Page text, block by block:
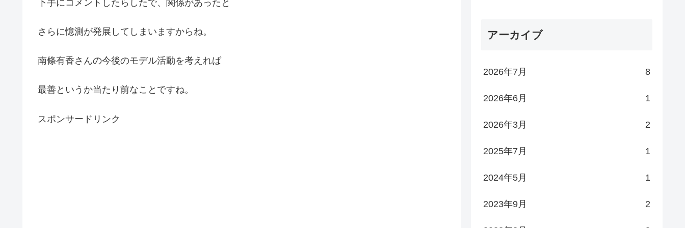
下手にコメントしたらしたで、関係があったと
さらに憶測が発展してしまいますからね。
南條有香さんの今後のモデル活動を考えれば
最善というか当たり前なことですね。
スポンサードリンク
アーカイブ
2026年7月 8
2026年6月 1
2026年3月 2
2025年7月 1
2024年5月 1
2023年9月 2